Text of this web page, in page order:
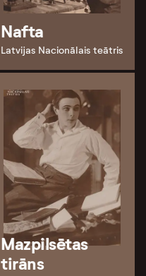
Nafta
Latvijas Nacionālais teātris
Mazpilsētas
tirāns